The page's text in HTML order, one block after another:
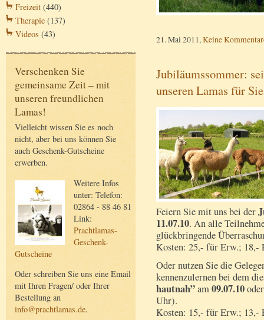
Freizeit (440)
Therapie (137)
Videos (43)
Verschenken Sie
gemeinsame Zeit – mit
unseren freundlichen
Lamas!
Vielleicht wissen Sie es noch
nicht, aber bei uns können Sie
auch Geschenk-Gutscheine
erwerben.
Weitere Infos
unter: Telefon:
02864 - 88 46 81
Link:
Prachtlamas-
Geschenk-
Gutscheine
Oder schreiben Sie uns eine Email
mit Ihren Fragen/ oder Ihrer
Bestellung an
info@prachtlamas.de.
21. Mai 2011,Keine
Jubiläumssommer:
unseren Lamas für
Feiern Sie mit uns bei der
11.07.10. An alle
glückbringende
Kosten: 25,- für Erw.; 18,-
Oder nutzen Sie die
kennenzulernen bei dem
hautnah”am09.07.10
Uhr).
Kosten: 15,- für Erw.; 13,-